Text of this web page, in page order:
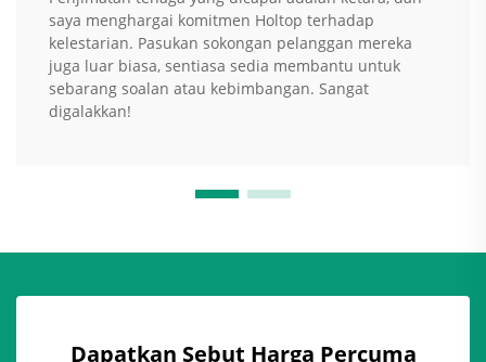
saya menghargai komitmen Holtop terhadap
kelestarian. Pasukan sokongan pelanggan mereka
juga luar biasa, sentiasa sedia membantu untuk
sebarang soalan atau kebimbangan. Sangat
digalakkan!
Dapatkan Sebut Harga Percuma